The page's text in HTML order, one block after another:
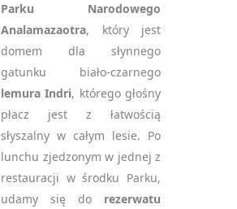
Parku Narodowego
Analamazaotra, który jest
domem dla słynnego
gatunku biało-czarnego
lemura Indri, którego głośny
płacz jest z łatwością
słyszalny w całym lesie. Po
lunchu zjedzonym w jednej z
restauracji w środku Parku,
udamy się do rezerwatu